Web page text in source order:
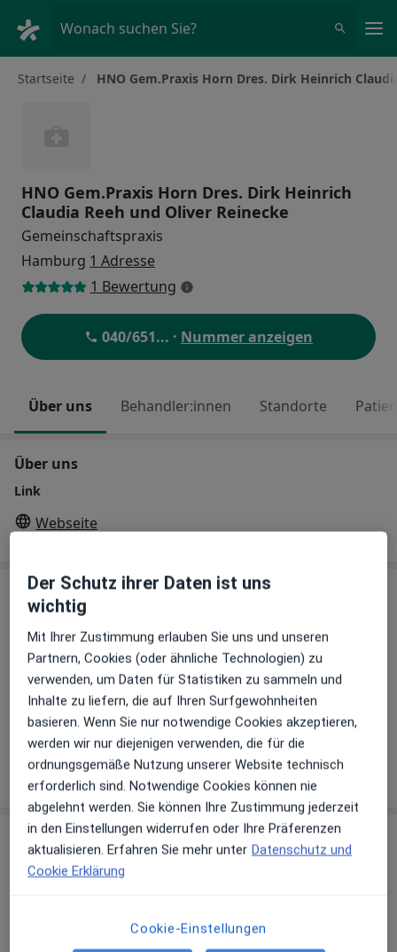
Wonach suchen Sie?
Startseite HNO Gem.Praxis Horn Dres. Dirk Heinrich
HNO Gem.Praxis Horn Dres. Dirk Heinrich
Claudia Reeh und Oliver Reinecke
Gemeinschaftspraxis
Hamburg 1 Adresse
1 Bewertung
040/651... · Nummer anzeigen
Über uns Behandler:innen Standorte
Über uns
Link
Webseite
Behandler:innen Überprüfe meine Versicherung
Chirotherapeut
Dr. med. Dirk Heinrich
Hals-Nasen-Ohren-Arzt, Chirotherapeut
23 Bewertungen
Praxis
Der Schutz ihrer Daten ist uns
wichtig
Mit Ihrer Zustimmung erlauben Sie uns und unseren
Partnern, Cookies (oder ähnliche Technologien) zu
verwenden, um Daten für Statistiken zu sammeln und
Inhalte zu liefern, die auf Ihren Surfgewohnheiten
basieren. Wenn Sie nur notwendige Cookies akzeptieren,
werden wir nur diejenigen verwenden, die für die
ordnungsgemäße Nutzung unserer Website technisch
erforderlich sind. Notwendige Cookies können nie
abgelehnt werden. Sie können Ihre Zustimmung jederzeit
in den Einstellungen widerrufen oder Ihre Präferenzen
aktualisieren. Erfahren Sie mehr unter Datenschutz und
Cookie Erklärung
Cookie-Einstellungen